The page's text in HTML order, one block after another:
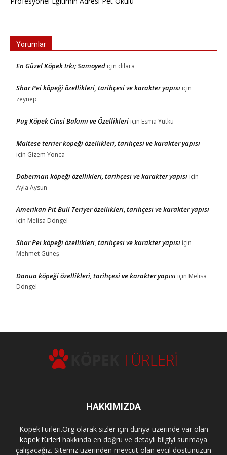
Yorumlar
En Güzel Köpek Irkı; Samoyed için dilara
Shar Pei köpeği özellikleri, tarihçesi ve karakter yapısı için
zeynep
Pug Köpek Cinsi Bakımı ve Özellikleri için Esma Yutku
Maltese terrier köpeği özellikleri, tarihçesi ve karakter yapısı
için Gizem Yonca
Doberman köpeği özellikleri, tarihçesi ve karakter yapısı için
Ayla Aysun
Amerikan Pit Bull Teriyer özellikleri, tarihçesi ve karakter yapısı
için Melisa Döngel
Shar Pei köpeği özellikleri, tarihçesi ve karakter yapısı için
Mehmet Güneş
Danua köpeği özellikleri, tarihçesi ve karakter yapısı için Melisa
Döngel
HAKKIMIZDA
KopekTurleri.Org olarak sizler için dünya üzerinde var olan
köpek türleri hakkında en doğru ve detaylı bilgiyi sunmaya
çalışacağız. Sitemiz üzerinden mevcut olan evcil dostunuzun